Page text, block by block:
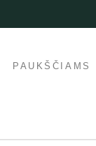
PAUKŠČIAMS